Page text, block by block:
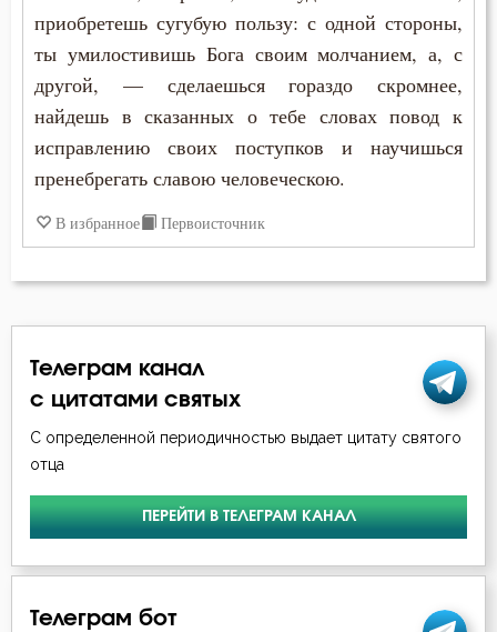
приобретешь сугубую пользу: с одной стороны,
ты умилостивишь Бога своим молчанием, а, с
другой, — сделаешься гораздо скромнее,
найдешь в сказанных о тебе словах повод к
исправлению своих поступков и научишься
пренебрегать славою человеческою.
В избранное Первоисточник
Телеграм канал
с цитатами святых
С определенной периодичностью выдает цитату святого
отца
ПЕРЕЙТИ В ТЕЛЕГРАМ КАНАЛ
Телеграм бот